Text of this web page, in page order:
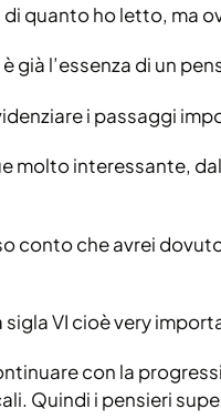
quanto ho letto, ma
già l’essenza di un
i passaggi
molto interessante,
conto che avrei
VI cioè very
con la
Quindi i pensieri